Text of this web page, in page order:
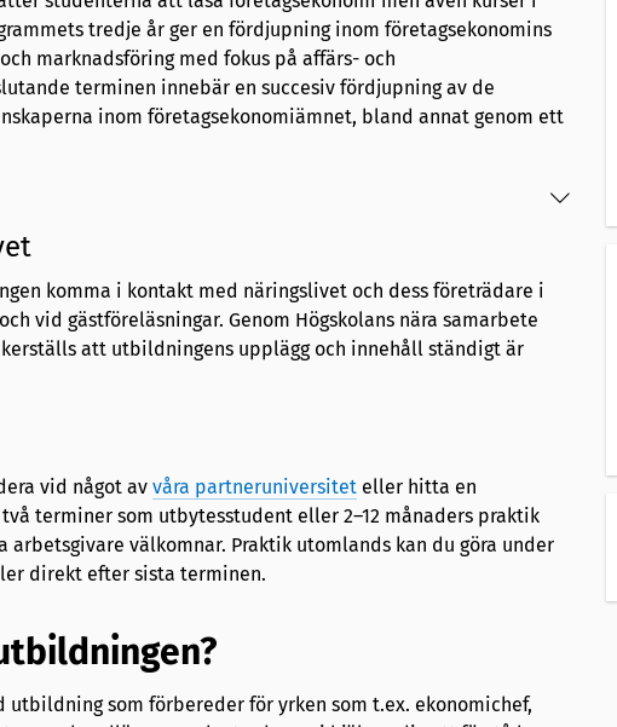
tredje år ger en fördjupning inom företagsekonomins
marknadsföring med fokus på affärs- och
terminen innebär en succesiv fördjupning av de
inom företagsekonomiämnet, bland annat genom ett
komma i kontakt med näringslivet och dess företrädare i
vid gästföreläsningar. Genom Högskolans nära samarbete
att utbildningens upplägg och innehåll ständigt är
vid något av våra partneruniversiteteller hitta en
terminer som utbytesstudent eller 2–12 månaders praktik
arbetsgivare välkomnar. Praktik utomlands kan du göra under
direkt efter sista terminen.
utbildning som förbereder för yrken som t.ex. ekonomichef,